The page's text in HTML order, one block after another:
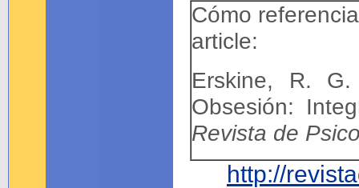
Cómo
article:
Erskine, R.
Obsesión:
Revista de
http://